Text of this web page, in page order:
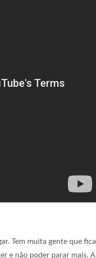
Tem muita gente que fica
e não poder parar mais. A